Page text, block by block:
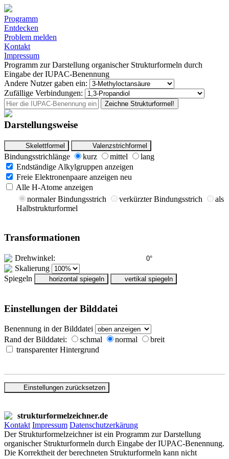
Programm
Entdecken
Problem melden
Kontakt
Impressum
Programm zur Darstellung organischer Strukturformeln durch
Eingabe der IUPAC-Benennung
Andere Nutzer gaben ein:
Zufällige Verbindungen:
Zeichne Strukturformel!
Darstellungsweise
Skelettformel Valenzstrichformel
Bindungsstrichlänge kurz mittel
lang
Endständige Alkylgruppen anzeigen
Freie Elektronenpaare anzeigen neu
Alle H-Atome anzeigen
normaler Bindungsstrich
verkürzter Bindungsstrich
als
Halbstrukturformel
Transformationen
Drehwinkel:
Skalierung
Spiegeln
horizontal spiegeln vertikal spiegeln
Einstellungen der Bilddatei
Benennung in der Bilddatei
Rand der Bilddatei:
schmal normal
breit
transparenter Hintergrund
Einstellungen zurücksetzen
strukturformelzeichner.de
Kontakt Impressum Datenschutzerkärung
Der Strukturformelzeichner ist ein Programm zur Darstellung
organischer Strukturformeln durch Eingabe der IUPAC-Benennung.
Die Korrektheit der berechneten Strukturformeln kann nicht